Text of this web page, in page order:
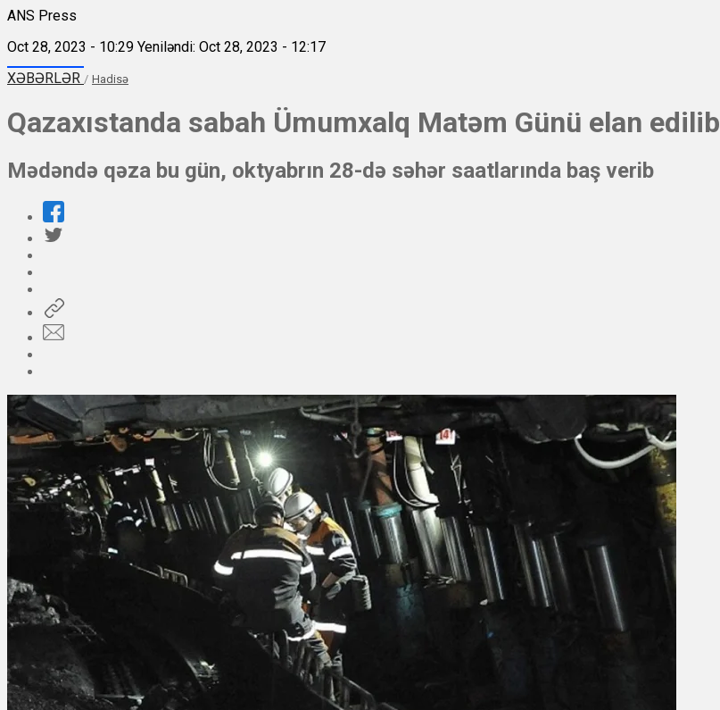
ANS Press
Oct 28, 2023 - 10:29 Yeniləndi: Oct 28, 2023 - 12:17
XƏBƏRLƏR / Hadisə
Qazaxıstanda sabah Ümumxalq Matəm Günü elan edilib
Mədəndə qəza bu gün, oktyabrın 28-də səhər saatlarında baş verib